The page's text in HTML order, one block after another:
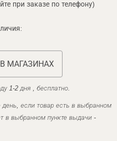
при заказе по телефону)
МАГАЗИНАХ
1-2 дня , бесплатно.
если товар есть в выбранном
в выбранном пункте выдачи -